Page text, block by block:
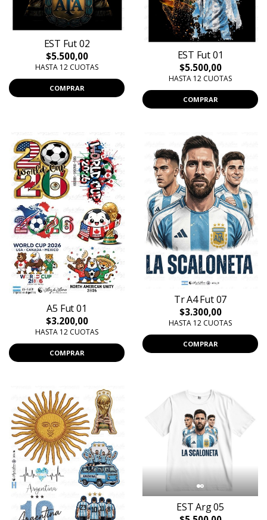
EST Fut 02
$5.500,00
HASTA 12 CUOTAS
COMPRAR
EST Fut 01
$5.500,00
HASTA 12 CUOTAS
COMPRAR
A5 Fut 01
$3.200,00
HASTA 12 CUOTAS
COMPRAR
Tr A4 Fut 07
$3.300,00
HASTA 12 CUOTAS
COMPRAR
EST Arg 05